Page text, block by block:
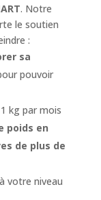
. Notre
le soutien
:
sa
pouvoir
kg par mois
poids en
de plus de
votre niveau